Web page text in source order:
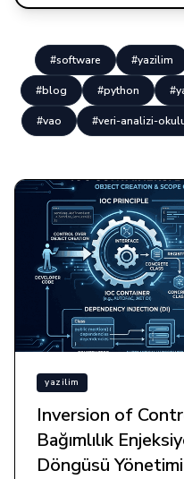
#software #yazilim
#blog #python
#vao #veri-analizi-
yazilim
Inversion of
Bağımlılık
Döngüsü Yönetimi